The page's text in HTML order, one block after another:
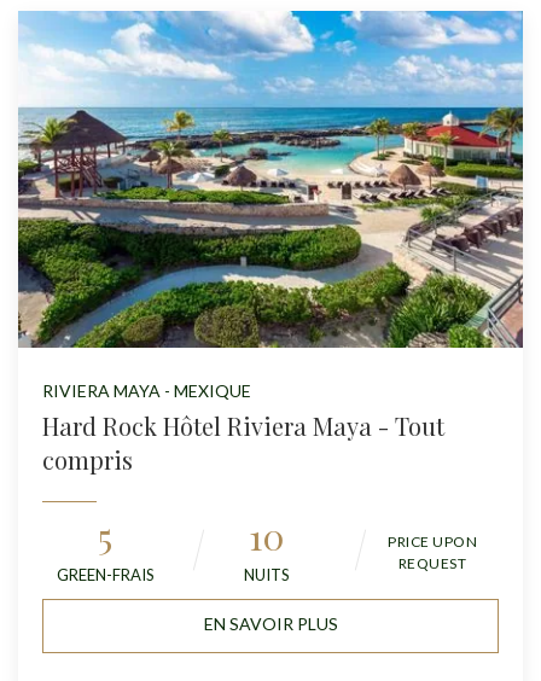
RIVIERA MAYA - MEXIQUE
Hard Rock Hôtel Riviera Maya - Tout
compris
5
GREEN-FRAIS
10
NUITS
PRICE UPON
REQUEST
EN SAVOIR PLUS